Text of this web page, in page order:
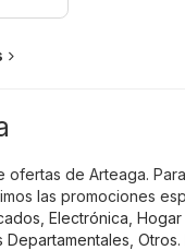
ofertas de Arteaga.
las promociones
Electrónica Hogar
Departamentales Otros